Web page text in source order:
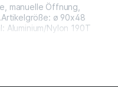
manuelle Öffnung,
ø 90x48
Aluminium/Nylon 190T